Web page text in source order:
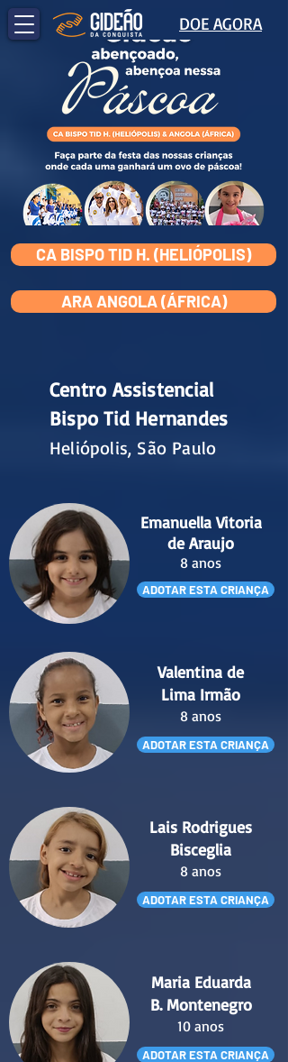
DOE AGORA
CA BISPO TID H. (HELIÓPOLIS)
ARA ANGOLA (ÁFRICA)
Centro Assistencial
Bispo Tid Hernandes
Heliópolis, São Paulo
Emanuella Vitoria
de Araujo
8 anos
ADOTAR ESTA CRIANÇA
Valentina de
Lima Irmão
8 anos
ADOTAR ESTA CRIANÇA
Lais Rodrigues
Bisceglia
8 anos
ADOTAR ESTA CRIANÇA
Maria Eduarda
B. Montenegro
10 anos
ADOTAR ESTA CRIANÇA